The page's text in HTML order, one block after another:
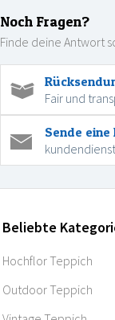
Noch Fragen?
Finde deine Antwort
Fair und
Sende eine
Beliebte
Hochflor Teppich
Outdoor Teppich